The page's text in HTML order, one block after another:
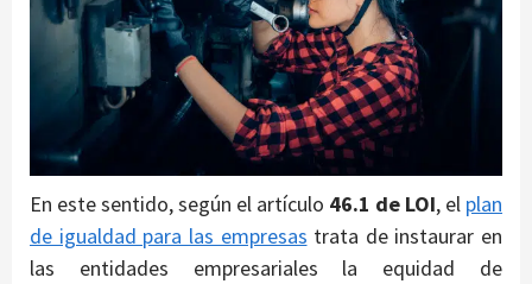
En este sentido, según el artículo 46.1 de LOI, el plan
de igualdad para las empresas trata de instaurar en
las entidades empresariales la equidad de